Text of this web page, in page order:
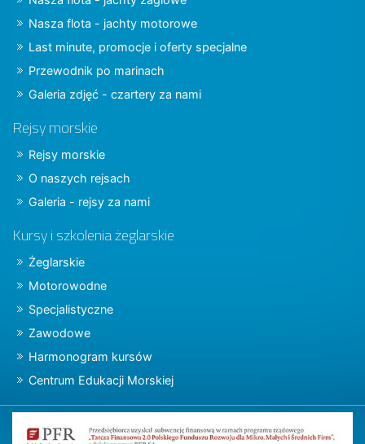
Nasza flota - jachty motorowe
Last minute, promocje i oferty specjalne
Przewodnik po marinach
Galeria zdjęć - czartery za nami
Rejsy morskie
Rejsy morskie
O naszych rejsach
Galeria - rejsy za nami
Kursy i szkolenia żeglarskie
Żeglarskie
Motorowodne
Specjalistyczne
Zawodowe
Harmonogram kursów
Centrum Edukacji Morskiej